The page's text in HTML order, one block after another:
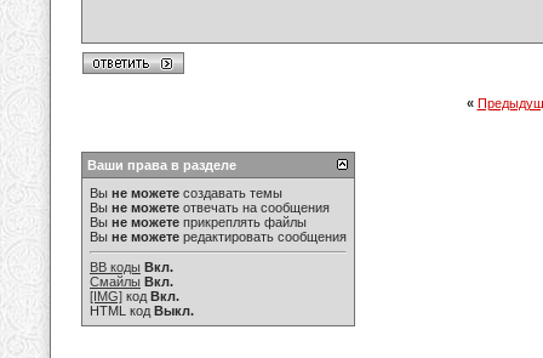
«
Ваши права в разделе
Вы не можете создавать темы
Вы не можете отвечать на сообщения
Вы не можете прикреплять файлы
Вы не можете редактировать сообщения
BB коды Вкл.
Смайлы Вкл.
[IMG] код Вкл.
HTML код Выкл.